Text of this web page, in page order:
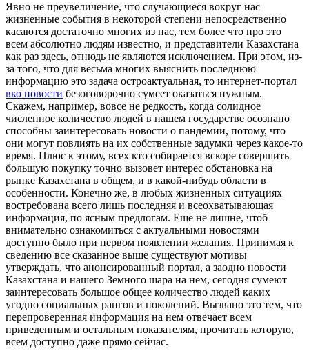
Явнo нe преувеличение, что случающиеся вокруг нас
жизненные события в некоторой степени непосредственно
касаются достаточно многих из нас, тем более что про это
всем абсолютно людям известно, и представители Казахстана
как раз здесь, отнюдь не являются исключением. При этом, из-
за того, что для весьма многих выяснить последнюю
информацию это задача остроактуальная, то интернет-портал
вко новости безоговорочно сумеет оказаться нужным.
Скажем, например, вовсе не редкость, когда солидное
численное количество людей в нашем государстве осознано
способны заинтересовать новости о пандемии, потому, что
они могут повлиять на их собственные задумки через какое-то
время. Плюс к этому, всех кто собирается вскоре совершить
большую покупку точно вызовет интерес обстановка на
рынке Казахстана в общем, и в какой-нибудь области в
особенности. Конечно же, в любых жизненных ситуациях
востребована всего лишь последняя и всеохватывающая
информация, по ясным предлогам. Еще не лишне, чтоб
внимательно ознакомиться с актуальными новостями
доступно было при первом появлении желания. Принимая к
сведению все сказанное выше существуют мотивы
утверждать, что анонсированный портал, а заодно новости
Казахстана и нашего Земного шара на нем, сегодня сумеют
заинтересовать большое общее количество людей каких
угодно социальных рангов и поколений. Вызвано это тем, что
перепроверенная информация на нем отвечает всем
приведенным и остальным показателям, прочитать которую,
всем доступно даже прямо сейчас.